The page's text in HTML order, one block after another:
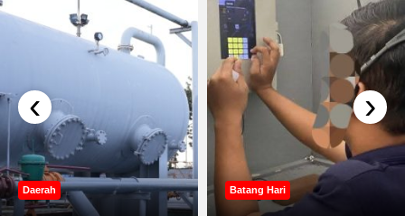
Daerah Batang Hari
‹ ›